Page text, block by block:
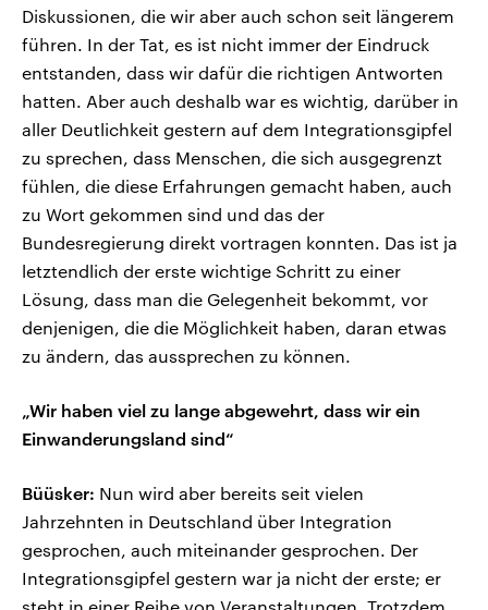
Diskussionen, die wir aber auch schon seit längerem
führen. In der Tat, es ist nicht immer der Eindruck
entstanden, dass wir dafür die richtigen Antworten
hatten. Aber auch deshalb war es wichtig, darüber in
aller Deutlichkeit gestern auf dem Integrationsgipfel
zu sprechen, dass Menschen, die sich ausgegrenzt
fühlen, die diese Erfahrungen gemacht haben, auch
zu Wort gekommen sind und das der
Bundesregierung direkt vortragen konnten. Das ist ja
letztendlich der erste wichtige Schritt zu einer
Lösung, dass man die Gelegenheit bekommt, vor
denjenigen, die die Möglichkeit haben, daran etwas
zu ändern, das aussprechen zu können.
„Wir haben viel zu lange abgewehrt, dass wir ein
Einwanderungsland sind“
Büüsker: Nun wird aber bereits seit vielen
Jahrzehnten in Deutschland über Integration
gesprochen, auch miteinander gesprochen. Der
Integrationsgipfel gestern war ja nicht der erste; er